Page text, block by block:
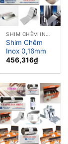
Shim Chêm
Inox 0,16mm
456,316₫